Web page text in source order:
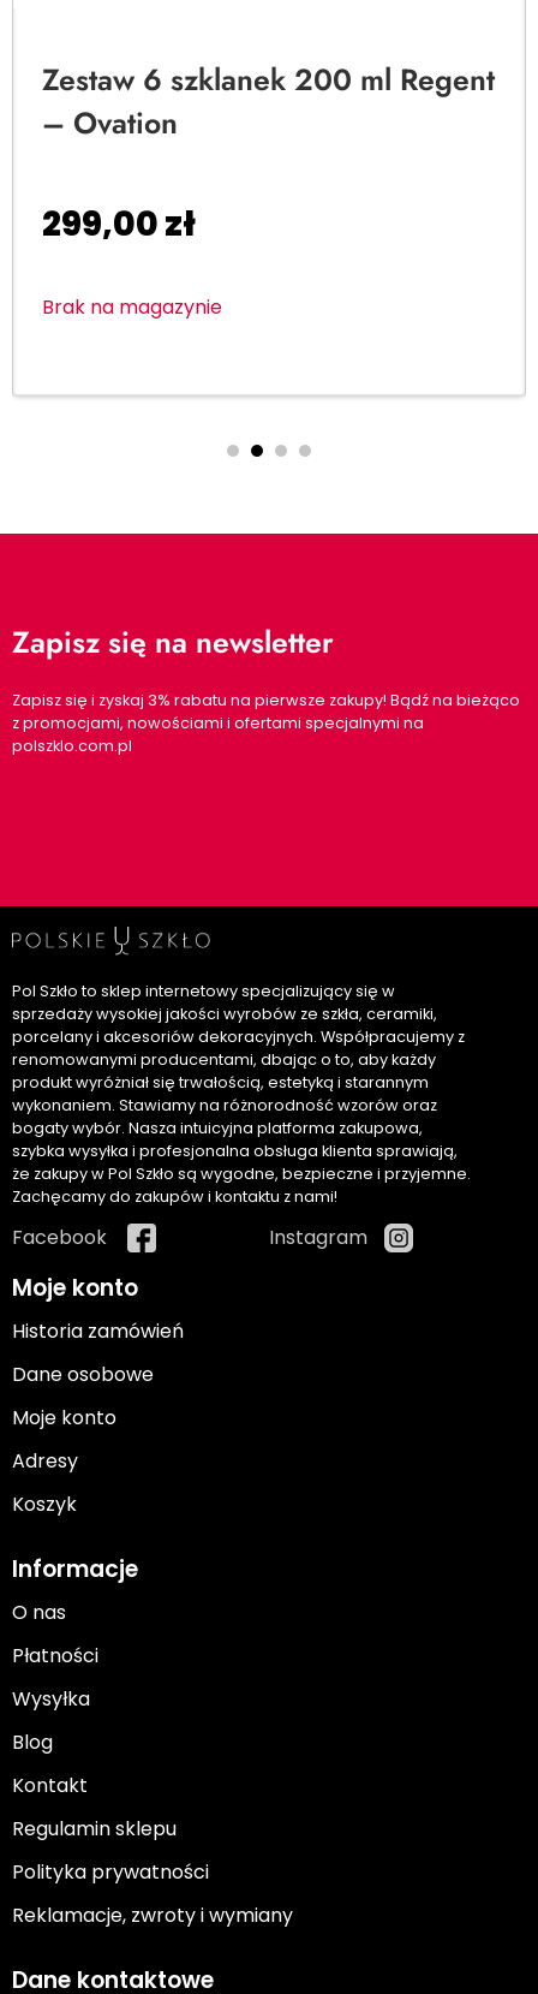
Zestaw 6 szklanek 200 ml Regent
– Ovation
299,00zł
Brak na magazynie
Zapisz się na newsletter
Zapisz się i zyskaj 3% rabatu na pierwsze zakupy! Bądź na bieżąco
z promocjami, nowościami i ofertami specjalnymi na
polszklo.com.pl
Pol Szkło to sklep internetowy specjalizujący się w
sprzedaży wysokiej jakości wyrobów ze szkła, ceramiki,
porcelany i akcesoriów dekoracyjnych. Współpracujemy z
renomowanymi producentami, dbając o to, aby każdy
produkt wyróżniał się trwałością, estetyką i starannym
wykonaniem. Stawiamy na różnorodność wzorów oraz
bogaty wybór. Nasza intuicyjna platforma zakupowa,
szybka wysyłka i profesjonalna obsługa klienta sprawiają,
że zakupy w Pol Szkło są wygodne, bezpieczne i przyjemne.
Zachęcamy do zakupów i kontaktu z nami!
Facebook Instagram
Moje konto
Historia zamówień
Dane osobowe
Moje konto
Adresy
Koszyk
Informacje
O nas
Płatności
Wysyłka
Blog
Kontakt
Regulamin sklepu
Polityka prywatności
Reklamacje, zwroty i wymiany
Dane kontaktowe